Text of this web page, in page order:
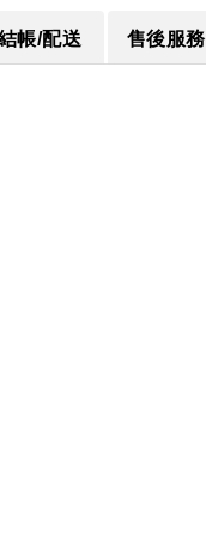
帳/配送 售後服務